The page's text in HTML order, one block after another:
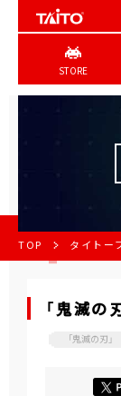
STORE
TOP タイトー
「鬼滅
「鬼滅の刃」